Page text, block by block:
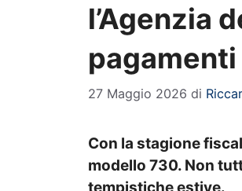
l’Agenzia
pagamenti
27 Maggio 2026 di
Con la stagione
modello 730. Non